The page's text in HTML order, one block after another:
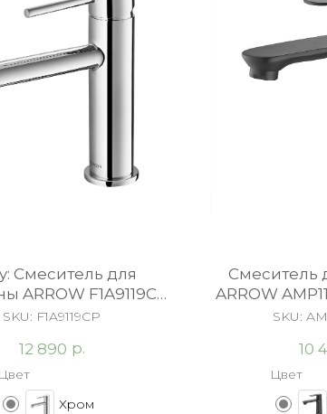
Смеситель для
ARROW F1A9119CP
хром
SKU: F1A9119CP
12 890 р.
Цвет
Хром
Cмеситель
ARROW
SKU:
10
Цвет